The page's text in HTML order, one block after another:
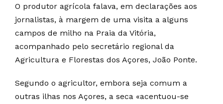
O produtor agrícola falava, em declarações aos
jornalistas, à margem de uma visita a alguns
campos de milho na Praia da Vitória,
acompanhado pelo secretário regional da
Agricultura e Florestas dos Açores, João Ponte.
Segundo o agricultor, embora seja comum a
outras ilhas nos Açores, a seca «acentuou-se